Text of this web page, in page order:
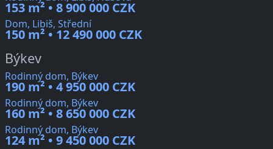
153 m² • 8 900 000 CZK
Dom, Libiš, Střední
150 m² • 12 490 000 CZK
Býkev
Rodinný dom, Býkev
190 m² • 4 950 000 CZK
Rodinný dom, Býkev
160 m² • 8 650 000 CZK
Rodinný dom, Býkev
124 m² • 9 450 000 CZK